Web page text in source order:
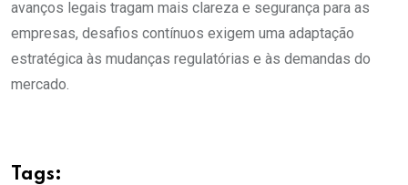
avanços legais tragam mais clareza e segurança para as
empresas, desafios contínuos exigem uma adaptação
estratégica às mudanças regulatórias e às demandas do
mercado.
Tags: